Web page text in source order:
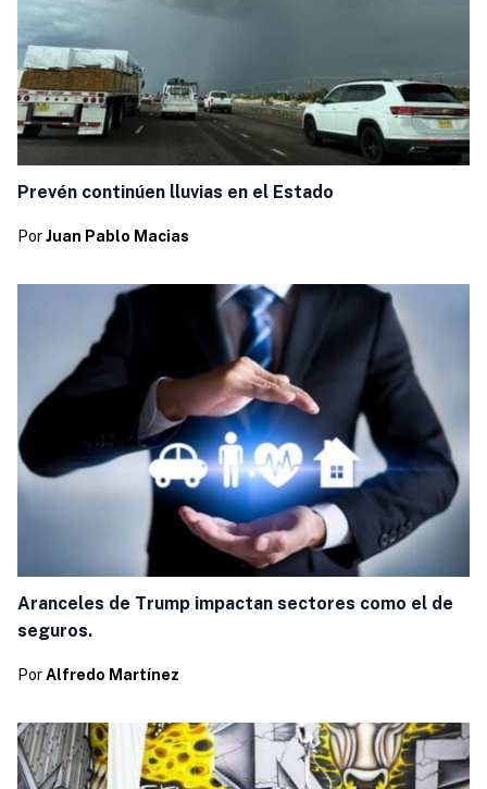
Prevén continúen lluvias en el Estado
Por Juan Pablo Macias
Aranceles de Trump impactan sectores como el de
seguros.
Por Alfredo Martínez